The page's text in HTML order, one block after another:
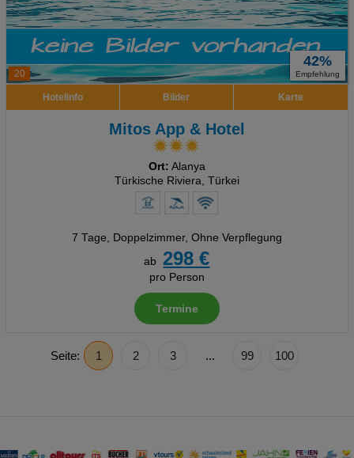
20
42%
Empfehlung
Hotelinfo Bilder Karte
Mitos App & Hotel
Ort: Alanya
Türkische Riviera, Türkei
7 Tage, Doppelzimmer, Ohne Verpflegung
ab
298 €
pro Person
Termine
Seite: 1 2 3 ... 99 100